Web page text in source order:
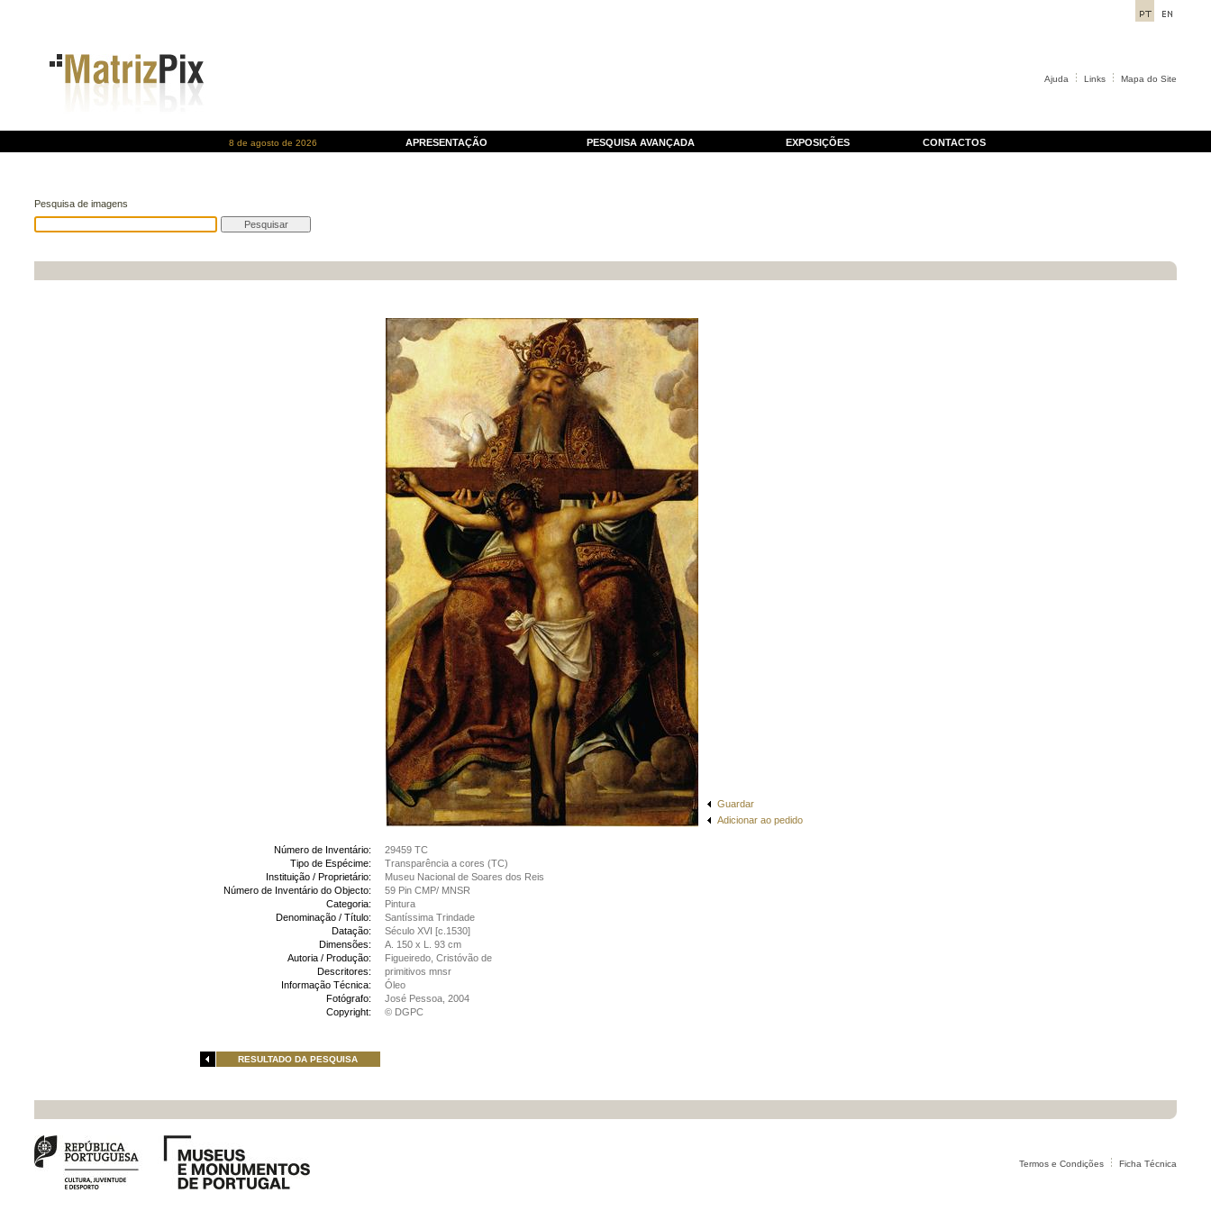
Ajuda Links Mapa do Site
8 de agosto de 2026 APRESENTAÇÃO PESQUISA AVANÇADA EXPOSIÇÕES CONTACTOS
Pesquisa de imagens
Guardar
Adicionar ao pedido
Número de Inventário:
29459 TC
Tipo de Espécime:
Transparência a cores (TC)
Instituição / Proprietário:
Museu Nacional de Soares dos Reis
Número de Inventário do Objecto:
59 Pin CMP/ MNSR
Categoria:
Pintura
Denominação / Título:
Santíssima Trindade
Datação:
Século XVI [c.1530]
Dimensões:
A. 150 x L. 93 cm
Autoria / Produção:
Figueiredo, Cristóvão de
Descritores:
primitivos mnsr
Informação Técnica:
Óleo
Fotógrafo:
José Pessoa, 2004
Copyright:
© DGPC
RESULTADO DA PESQUISA
Termos e Condições Ficha Técnica